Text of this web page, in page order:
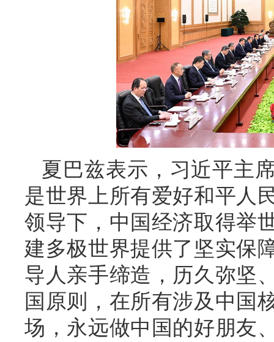
夏巴兹表示，习近平主
是世界上所有爱好和平人
领导下，中国经济取得举
建多极世界提供了坚实保
导人亲手缔造，历久弥坚
国原则，在所有涉及中国
场，永远做中国的好朋友